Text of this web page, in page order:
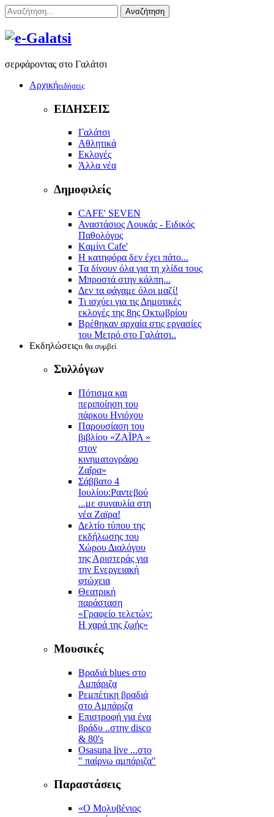
Αναζήτηση
σερφάροντας στο Γαλάτσι
Αρχικήειδήσεις
ΕΙΔΗΣΕΙΣ
Γαλάτσι
Αθλητικά
Εκλογές
Άλλα νέα
Δημοφιλείς
CAFE' SEVEN
Αναστάσιος Λουκάς - Ειδικός
Παθολόγος
Kαμίνι Cafe'
Η κατηφόρα δεν έχει πάτο...
Τα δίνουν όλα για τη χλίδα τους
Μπροστά στην κάλπη...
Δεν τα φάγαμε όλοι μαζί!
Τι ισχύει για τις Δημοτικές
εκλογές της 8ης Οκτωβρίου
Βρέθηκαν αρχαία στις εργασίες
του Μετρό στο Γαλάτσι..
Εκδηλώσειςτι θα συμβεί
Συλλόγων
Πότισμα και
περιποίηση του
πάρκου Ηνιόχου
Παρουσίαση του
βιβλίου «ΖΑΪΡΑ »
στον
κινηματογράφο
Ζαΐρα»
Σάββατο 4
Ιουλίου:Ραντεβού
...με συναυλία στη
νέα Ζαϊρα!
Δελτίο τύπου της
εκδήλωσης του
Χώρου Διαλόγου
της Αριστεράς για
την Ενεργειακή
φτώχεια
Θεατρική
παράσταση
«Γραφείο τελετών:
Η χαρά της ζωής»
Μουσικές
Βραδιά blues στο
Αμπάριζα
Ρεμπέτικη βραδιά
στο Αμπάριζα
Επιστροφή για ένα
βράδυ ..στην disco
& 80's
Osasuna live ...στο
" παίρνω αμπάριζα"
Παραστάσεις
«Ο Μολυβένιος